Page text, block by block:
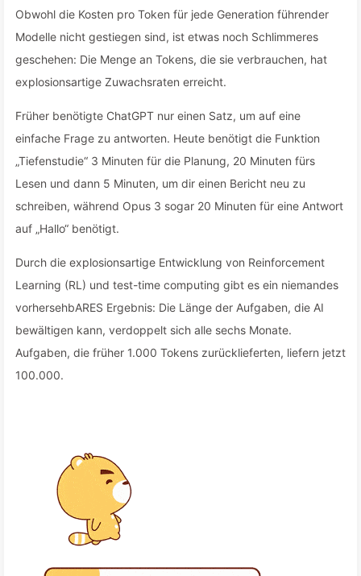
Obwohl die Kosten pro Token für jede Generation führender
Modelle nicht gestiegen sind, ist etwas noch Schlimmeres
geschehen: Die Menge an Tokens, die sie verbrauchen, hat
explosionsartige Zuwachsraten erreicht.
Früher benötigte ChatGPT nur einen Satz, um auf eine
einfache Frage zu antworten. Heute benötigt die Funktion
„Tiefenstudie“ 3 Minuten für die Planung, 20 Minuten fürs
Lesen und dann 5 Minuten, um dir einen Bericht neu zu
schreiben, während Opus 3 sogar 20 Minuten für eine Antwort
auf „Hallo“ benötigt.
Durch die explosionsartige Entwicklung von Reinforcement
Learning (RL) und test-time computing gibt es ein niemandes
vorhersehbARES Ergebnis: Die Länge der Aufgaben, die AI
bewältigen kann, verdoppelt sich alle sechs Monate.
Aufgaben, die früher 1.000 Tokens zurücklieferten, liefern jetzt
100.000.